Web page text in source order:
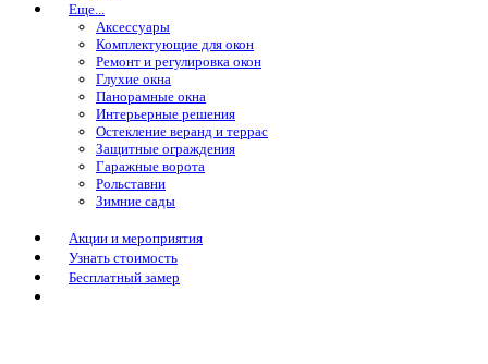
Еще...
Аксессуары
Комплектующие для окон
Ремонт и регулировка окон
Глухие окна
Панорамные окна
Интерьерные решения
Остекление веранд и террас
Защитные ограждения
Гаражные ворота
Рольставни
Зимние сады
Акции и мероприятия
Узнать стоимость
Бесплатный замер